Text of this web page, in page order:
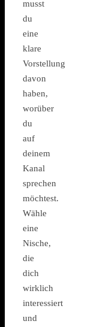
musst
du
eine
klare
Vorstellung
davon
haben,
worüber
du
auf
deinem
Kanal
sprechen
möchtest.
Wähle
eine
Nische,
die
dich
wirklich
interessiert
und